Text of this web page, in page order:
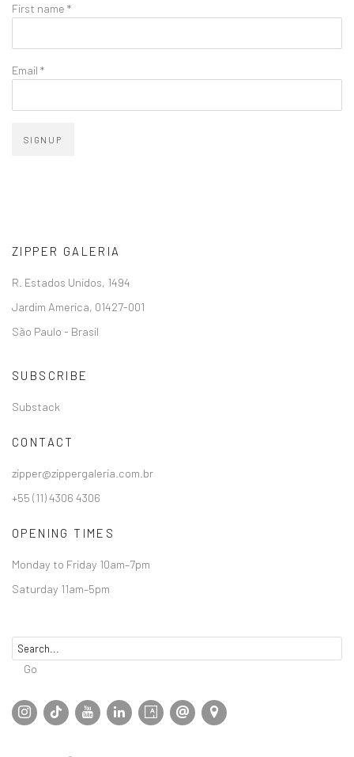
First name *
Email *
SIGNUP
ZIPPER GALERIA
R. Estados Unidos, 1494
Jardim America, 01427-001
São Paulo - Brasil
SUBSCRIBE
Substack
CONTACT
zipper@zippergaleria.com.br
+55 (11) 4306 4306
OPENING TIMES
Monday to Friday 10am–7pm
Saturday 11am–5pm
Go